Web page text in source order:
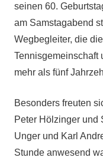
seinen 60.
am Samstagabend
Wegbegleiter, die
Tennisgemeinschaft
mehr als fünf
Besonders freuten
Peter Hölzinger und
Unger und Karl
Stunde anwesend